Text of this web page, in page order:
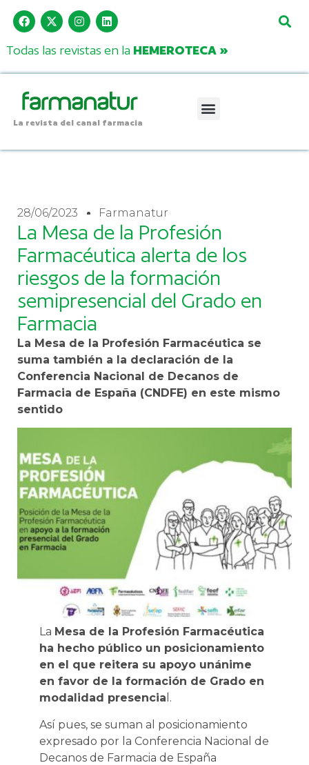
Todas las revistas en la HEMEROTECA »
La revista del canal farmacia
28/06/2023 Farmanatur
La Mesa de la Profesión
Farmacéutica alerta de los
riesgos de la formación
semipresencial del Grado en
Farmacia
La Mesa de la Profesión Farmacéutica se
suma también a la declaración de la
Conferencia Nacional de Decanos de
Farmacia de España (CNDFE) en este mismo
sentido
La Mesa de la Profesión Farmacéutica
ha hecho público un posicionamiento
en el que reitera su apoyo unánime
en favor de la formación de Grado en
modalidad presencia l.
Así pues, se suman al posicionamiento
expresado por la Conferencia Nacional de
Decanos de Farmacia de España